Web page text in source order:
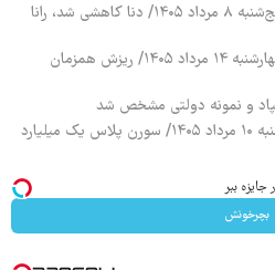
قیمت محصولات ایران خودرو پنج‌شنبه ۸ مرداد ۱۴۰۵/ دنا کاهشی شد، رانا
قیمت محصولات ایران خودرو چهارشنبه ۱۴ مرداد ۱۴۰۵/ ریزش همزمان
و نمونه دولتی مشخص شد
قیمت محصولات ایران خودرو شنبه ۱۰ مرداد ۱۴۰۵/ سورن پلاس یک میلیارد
بچرخونش